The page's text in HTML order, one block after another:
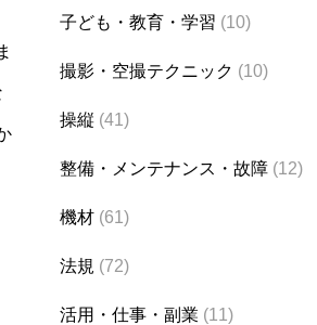
子ども・教育・学習 (10)
撮影・空撮テクニック (10)
操縦 (41)
整備・メンテナンス・故障 (12)
機材 (61)
法規 (72)
活用・仕事・副業 (11)